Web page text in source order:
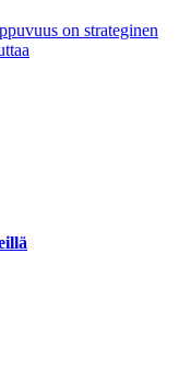
on strateginen